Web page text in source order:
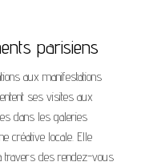
parisiens
aux manifestations
ses visites aux
dans les galeries
créative locale. Elle
travers des rendez-vous